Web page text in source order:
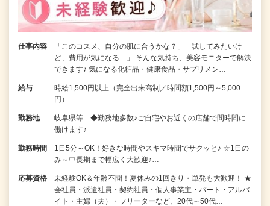
仕事内容
「このコスメ、自分の肌に合うかな？」「試してみたいけ
ど、費用が気になる…」 そんな気持ち、美容モニターで解決
できます♪ 気になる化粧品・健康食品・サプリメン…
給与
時給1,500円以上（完全出来高制／時間額1,500円～5,000
円）
勤務地
岐阜県等 ◆勤務地多数♪ご自宅やお近くの店舗で間時間に
働けます♪
勤務時間
1日5分～OK！好きな時間やスキマ時間でサクッと♪ ☆1日の
み～中長期まで幅広く大歓迎♪…
応募資格
未経験OK＆年齢不問！夏休みの1回きり・単発も大歓迎！ ★
会社員・派遣社員・契約社員・個人事業主・パート・アルバ
イト・主婦（夫）・フリーターなど、20代～50代…